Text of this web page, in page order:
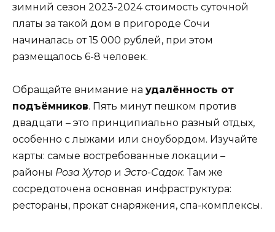
зимний сезон 2023-2024 стоимость суточной
платы за такой дом в пригороде Сочи
начиналась от 15 000 рублей, при этом
размещалось 6-8 человек.
Обращайте внимание на удалённость от
подъёмников. Пять минут пешком против
двадцати – это принципиально разный отдых,
особенно с лыжами или сноубордом. Изучайте
карты: самые востребованные локации –
районы Роза Хутор и Эсто-Садок. Там же
сосредоточена основная инфраструктура:
рестораны, прокат снаряжения, спа-комплексы.